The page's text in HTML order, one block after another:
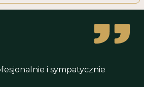
i sympatycznie